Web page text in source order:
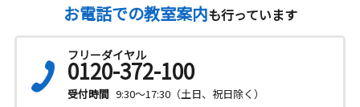
お電話での教室案内も行っています
フリーダイヤル
0120-372-100
受付時間 9:30～17:30（土日、祝日除く）